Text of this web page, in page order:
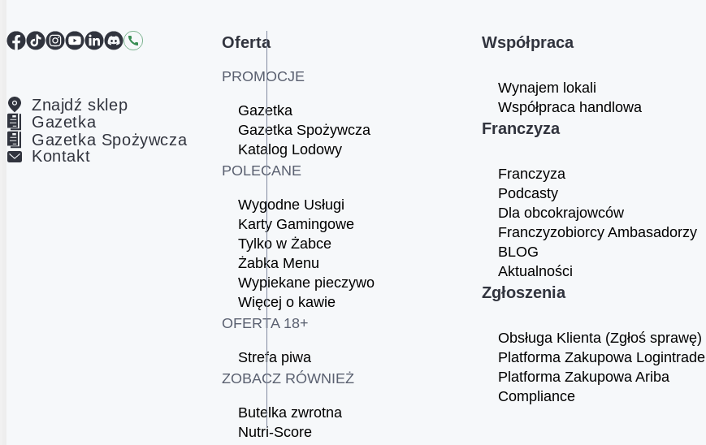
Facebook
TikTokInstagram
YouTube
LinkedIn
DiscordKontakt
Znajdź sklep
Gazetka
Gazetka Spożywcza
Kontakt
Oferta
PROMOCJE
Gazetka
Gazetka Spożywcza
Katalog Lodowy
POLECANE
Wygodne Usługi
Karty Gamingowe
Tylko w Żabce
Żabka Menu
Wypiekane pieczywo
Więcej o kawie
OFERTA 18+
Strefa piwa
ZOBACZ RÓWNIEŻ
Butelka zwrotna
Nutri-Score
Współpraca
Wynajem lokali
Współpraca handlowa
Franczyza
Franczyza
Podcasty
Dla obcokrajowców
Franczyzobiorcy Ambasadorzy
BLOG
Aktualności
Zgłoszenia
Obsługa Klienta (Zgłoś sprawę)
Platforma Zakupowa Logintrade
Platforma Zakupowa Ariba
Compliance